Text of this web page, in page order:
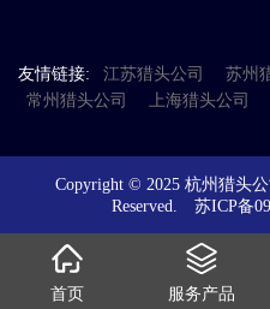
友情链接: 江苏猎头公司 苏州
常州猎头公司
上海猎头公司
Copyright © 2025 杭州猎头
Reserved. 苏ICP备
首页 服务产品